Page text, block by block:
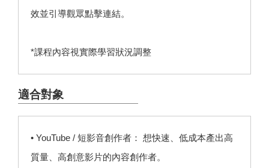
效並引導觀眾點擊連結。
*課程內容視實際學習狀況調整
適合對象
• YouTube / 短影音創作者： 想快速、低成本產出高
質量、高創意影片的內容創作者。